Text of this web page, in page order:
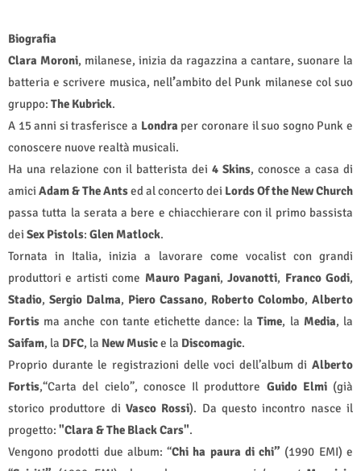
Biografia
Clara Moroni, milanese, inizia da ragazzina a cantare, suonare la
batteria e scrivere musica, nell’ambito del Punk milanese col suo
gruppo: The Kubrick.
A 15 anni si trasferisce a Londra per coronare il suo sogno Punk e
conoscere nuove realtà musicali.
Ha una relazione con il batterista dei 4 Skins, conosce a casa di
amici Adam & The Antsed al concerto dei Lords Of the New Church
passa tutta la serata a bere e chiacchierare con il primo bassista
dei Sex Pistols: Glen Matlock.
Tornata in Italia, inizia a lavorare come vocalist con grandi
produttori e artisti come Mauro Pagani,Jovanotti, Franco Godi,
Stadio, Sergio Dalma, Piero Cassano, Roberto Colombo, Alberto
Fortis ma anche con tante etichette dance: laTime, la Media, la
Saifam, la DFC, la New Musice la Discomagic.
Proprio durante le registrazioni delle voci dell’album di Alberto
Fortis,“Carta del cielo”, conosce Il produttore Guido Elmi(già
storico produttore di Vasco Rossi). Da questo incontro nasce il
progetto: "Clara & The Black Cars".
Vengono prodotti due album: “Chi ha paura di chi” (1990 EMI) e